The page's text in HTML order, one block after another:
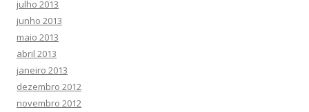
julho 2013
junho 2013
maio 2013
abril 2013
janeiro 2013
dezembro 2012
novembro 2012